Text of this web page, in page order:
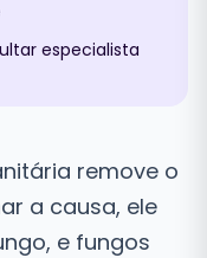
especialista
remove o
a causa, ele
e fungos